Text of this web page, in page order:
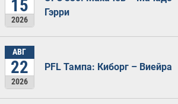
15
2026
Гэрри
АВГ
22
2026
PFL Тампа: Киборг – Виейра